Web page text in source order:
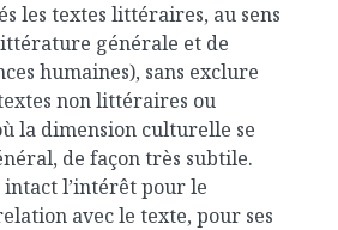
les textes littéraires, au sens
générale et de
humaines), sans exclure
non littéraires ou
la dimension culturelle se
de façon très subtile.
l’intérêt pour le
avec le texte, pour ses